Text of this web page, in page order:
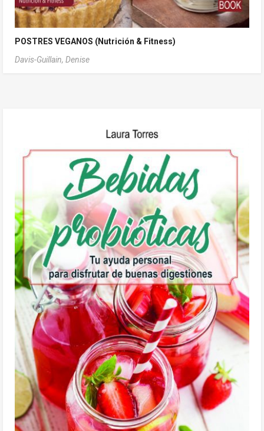
POSTRES VEGANOS (Nutrición & Fitness)
Davis-Guillain, Denise